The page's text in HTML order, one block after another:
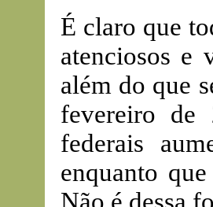
É claro que
atenciosos e
além do que
fevereiro de
federais
enquanto